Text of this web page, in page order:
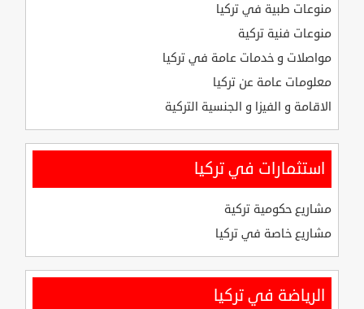
منوعات طبية في تركيا
منوعات فنية تركية
مواصلات و خدمات عامة في تركيا
معلومات عامة عن تركيا
الاقامة و الفيزا و الجنسية التركية
استثمارات في تركيا
مشاريع حكومية تركية
مشاريع خاصة في تركيا
الرياضة في تركيا